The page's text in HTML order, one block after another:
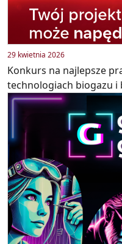
29 kwietnia 2026
Konkurs na najlepsze
technologiach biogazu i